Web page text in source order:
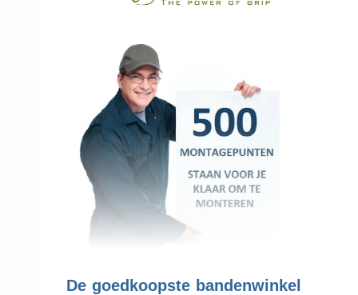
De goedkoopste bandenwinkel